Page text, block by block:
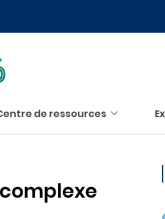
de ressources